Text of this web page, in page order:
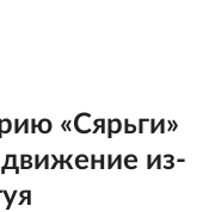
«Сярьги»
из-